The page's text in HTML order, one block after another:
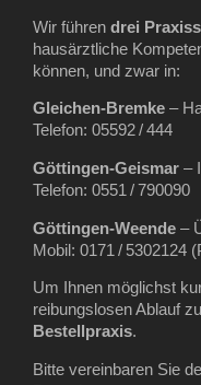
Wir führen drei
hausärztliche
können, und zwar in:
Gleichen‑Bremke –
Telefon: 05592 / 444
Göttingen‑Geismar –
Telefon: 0551 / 790090
Göttingen‑Weende –
Mobil: 0171 / 5302124
Um Ihnen möglichst
reibungslosen Ablauf
Bestellpraxis.
Bitte vereinbaren Sie